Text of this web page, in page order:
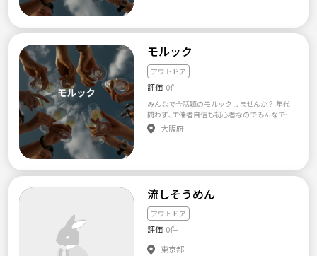
モルック
アウトドア
評価 0件
みんなで今話題のモルックしませんか？ 年代
問わず､主催者自信も初心者なのでみんなでゆ
るーくお話ししながらしたいなあと🌱
大阪府
流しそうめん
アウトドア
評価 0件
東京都